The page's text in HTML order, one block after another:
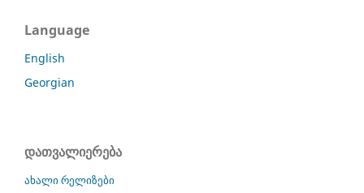
Language
English
Georgian
დათვალიერება
ახალი რელიზები